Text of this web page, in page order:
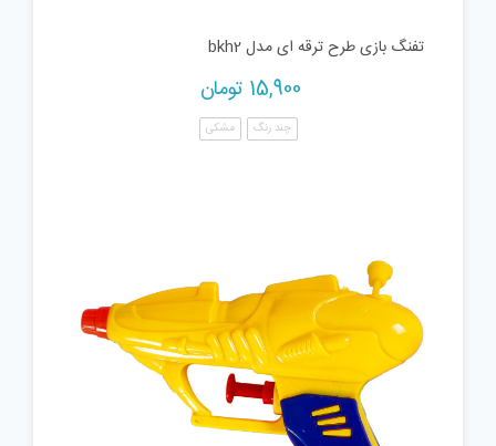
تفنگ بازی طرح ترقه ای مدل bkh2
15,900 تومان
چند رنگ مشکی